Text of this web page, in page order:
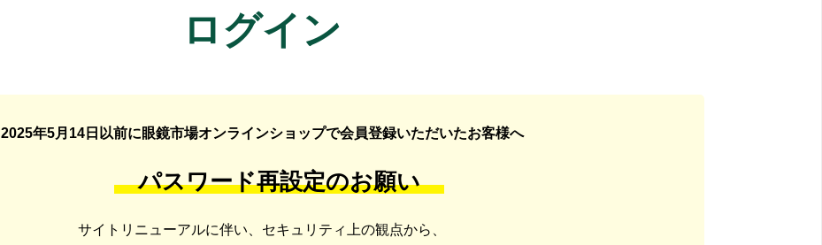
ログイン
2025年5月14日以前に眼鏡市場オンラインショップで会員登録いただいたお客様へ
パスワード再設定のお願い
サイトリニューアルに伴い、セキュリティ上の観点から、